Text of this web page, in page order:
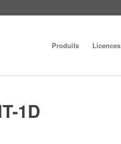
Produits Licences
1D